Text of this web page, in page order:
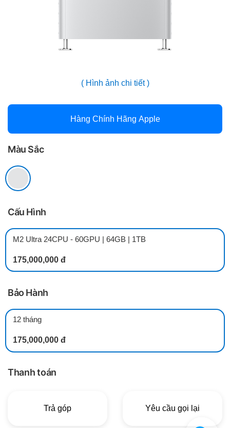
( Hình ảnh chi tiết )
Hàng Chính Hãng Apple
Màu Sắc
Cấu Hình
M2 Ultra 24CPU - 60GPU | 64GB | 1TB
175,000,000 đ
Bảo Hành
12 tháng
175,000,000 đ
Thanh toán
Trả góp Yêu cầu gọi lại